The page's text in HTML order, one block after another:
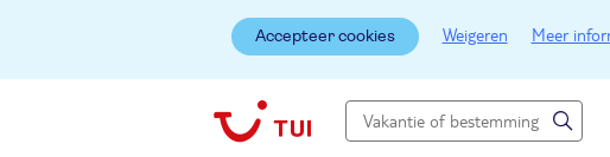
Accepteer cookies Weigeren Meer